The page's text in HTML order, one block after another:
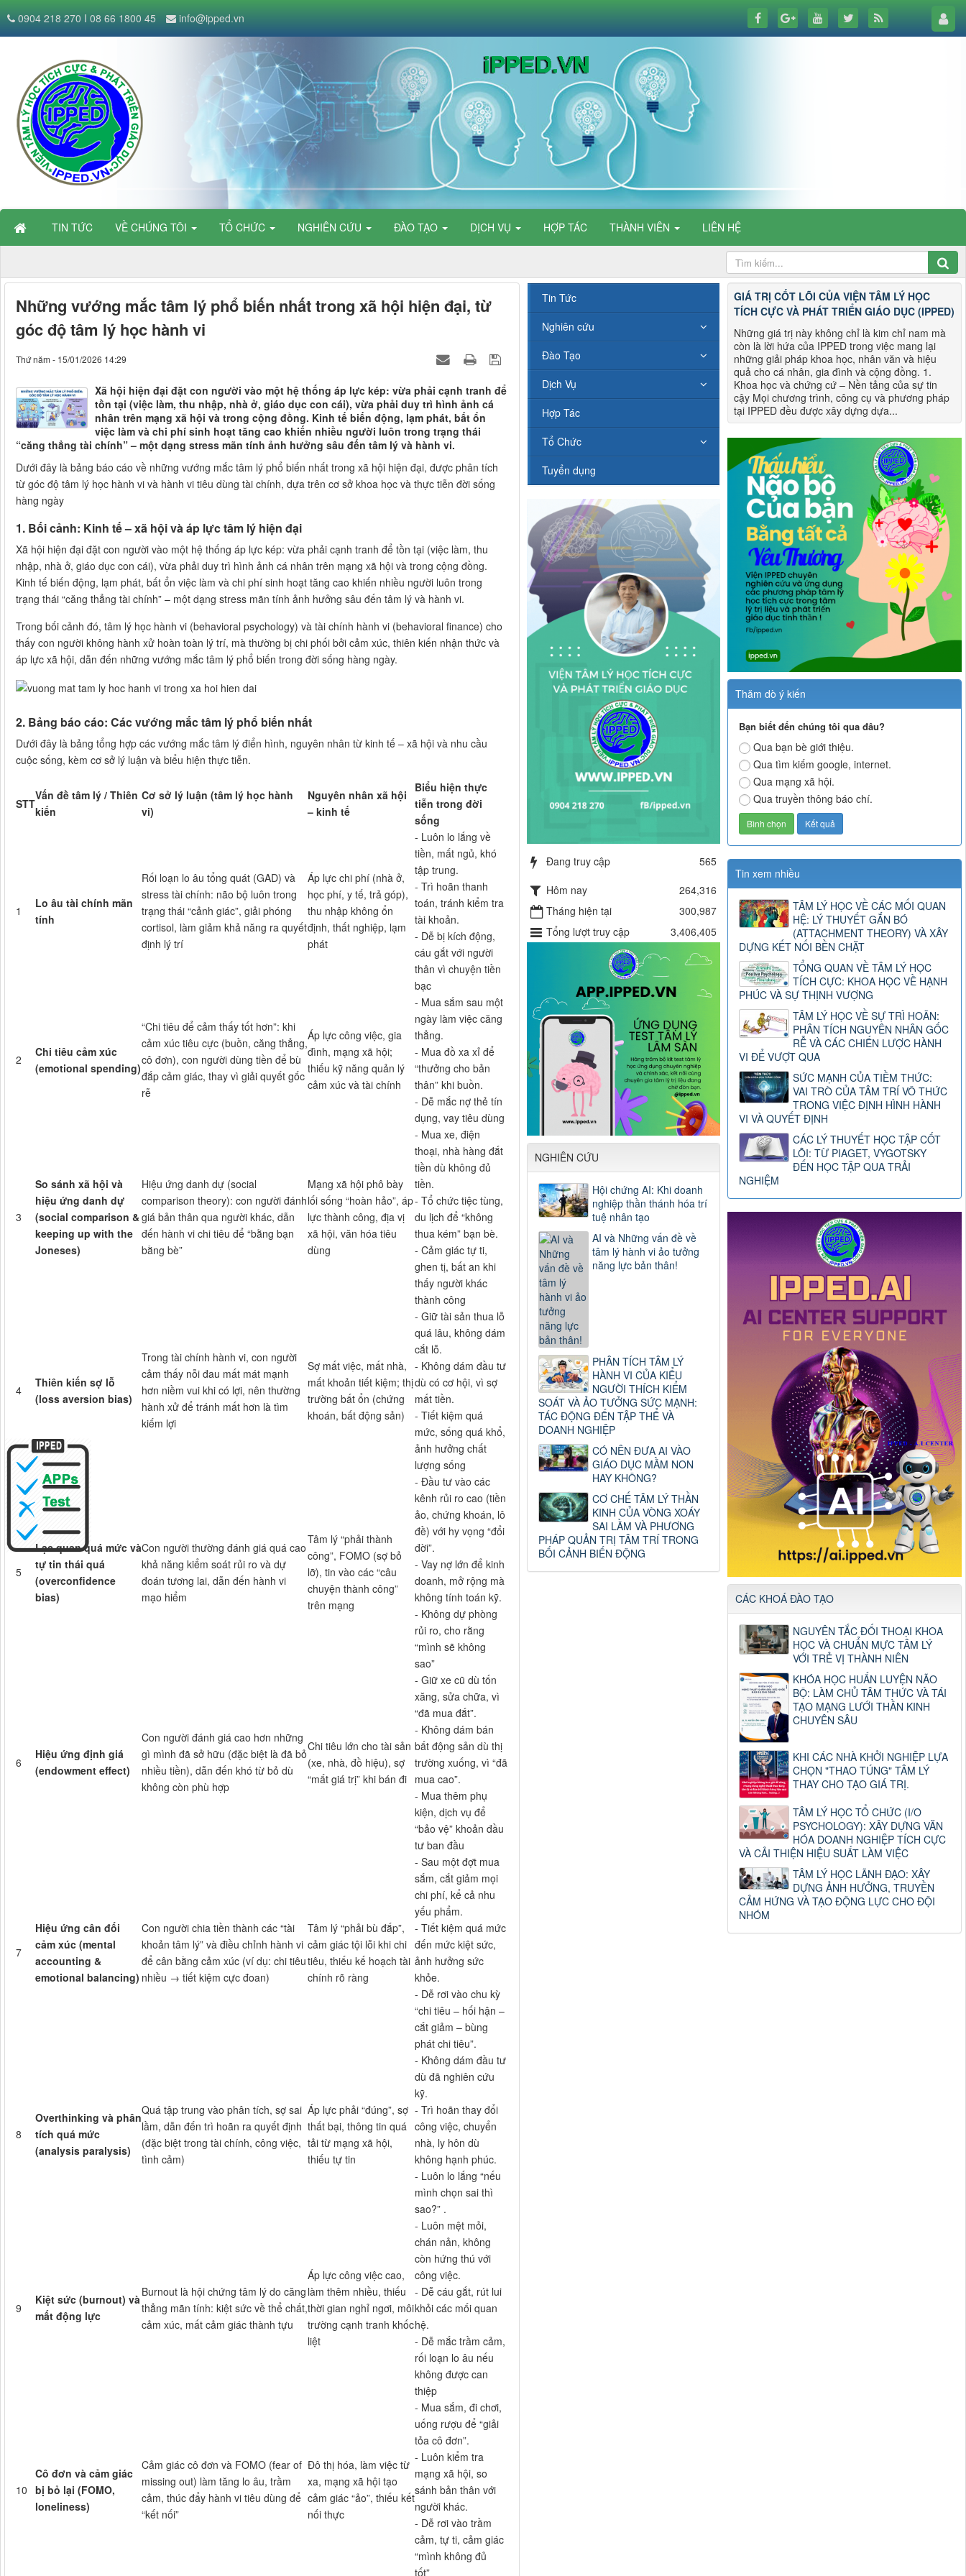
TIN TỨC VỀ CHÚNG TÔI TỔ CHỨC NGHIÊN CỨU ĐÀO TẠO DỊCH VỤ HỢP TÁC THÀNH VIÊN LIÊN HỆ
0904 218 270 I 08 66 1800 45 info@ipped.vn
Những vướng mắc tâm lý phổ biến nhất trong xã hội hiện đại, từ
góc độ tâm lý học hành vi
Thứ năm - 15/01/2026 14:29
Xã hội hiện đại đặt con người vào một hệ thống áp lực kép: vừa phải cạnh tranh để
tồn tại (việc làm, thu nhập, nhà ở, giáo dục con cái), vừa phải duy trì hình ảnh cá
nhân trên mạng xã hội và trong cộng đồng. Kinh tế biến động, lạm phát, bất ổn
việc làm và chi phí sinh hoạt tăng cao khiến nhiều người luôn trong trạng thái
“căng thẳng tài chính” – một dạng stress mãn tính ảnh hưởng sâu đến tâm lý và hành vi.
Dưới đây là bảng báo cáo về những vướng mắc tâm lý phổ biến nhất trong xã hội hiện đại, được phân tích
từ góc độ tâm lý học hành vi và hành vi tiêu dùng tài chính, dựa trên cơ sở khoa học và thực tiễn đời sống
hàng ngày
1. Bối cảnh: Kinh tế – xã hội và áp lực tâm lý hiện đại
Xã hội hiện đại đặt con người vào một hệ thống áp lực kép: vừa phải cạnh tranh để tồn tại (việc làm, thu
nhập, nhà ở, giáo dục con cái), vừa phải duy trì hình ảnh cá nhân trên mạng xã hội và trong cộng đồng.
Kinh tế biến động, lạm phát, bất ổn việc làm và chi phí sinh hoạt tăng cao khiến nhiều người luôn trong
trạng thái “căng thẳng tài chính” – một dạng stress mãn tính ảnh hưởng sâu đến tâm lý và hành vi.
Trong bối cảnh đó, tâm lý học hành vi (behavioral psychology) và tài chính hành vi (behavioral finance) cho
thấy con người không hành xử hoàn toàn lý trí, mà thường bị chi phối bởi cảm xúc, thiên kiến nhận thức và
áp lực xã hội, dẫn đến những vướng mắc tâm lý phổ biến trong đời sống hàng ngày.
2. Bảng báo cáo: Các vướng mắc tâm lý phổ biến nhất
Dưới đây là bảng tổng hợp các vướng mắc tâm lý điển hình, nguyên nhân từ kinh tế – xã hội và nhu cầu
cuộc sống, kèm cơ sở lý luận và biểu hiện thực tiễn.
STT
Vấn đề tâm lý / Thiên
kiến
Cơ sở lý luận (tâm lý học hành
vi)
Nguyên nhân xã hội
– kinh tế
Biểu hiện thực
tiễn trong đời
sống
1
Lo âu tài chính mãn
tính
Rối loạn lo âu tổng quát (GAD) và
stress tài chính: não bộ luôn trong
trạng thái “cảnh giác”, giải phóng
cortisol, làm giảm khả năng ra quyết
định lý trí
Áp lực chi phí (nhà ở,
học phí, y tế, trả góp),
thu nhập không ổn
định, thất nghiệp, lạm
phát
- Luôn lo lắng về
tiền, mất ngủ, khó
tập trung.
- Trì hoãn thanh
toán, tránh kiểm tra
tài khoản.
- Dễ bị kích động,
cáu gắt với người
thân vì chuyện tiền
bạc
2
Chi tiêu cảm xúc
(emotional spending)
“Chi tiêu để cảm thấy tốt hơn”: khi
cảm xúc tiêu cực (buồn, căng thẳng,
cô đơn), con người dùng tiền để bù
đắp cảm giác, thay vì giải quyết gốc
rễ
Áp lực công việc, gia
đình, mạng xã hội;
thiếu kỹ năng quản lý
cảm xúc và tài chính
- Mua sắm sau một
ngày làm việc căng
thẳng.
- Mua đồ xa xỉ để
“thưởng cho bản
thân” khi buồn.
- Dễ mắc nợ thẻ tín
dụng, vay tiêu dùng
3
So sánh xã hội và
hiệu ứng danh dự
(social comparison &
keeping up with the
Joneses)
Hiệu ứng danh dự (social
comparison theory): con người đánh
giá bản thân qua người khác, dẫn
đến hành vi chi tiêu để “bằng bạn
bằng bè”
Mạng xã hội phô bày
lối sống “hoàn hảo”, áp
lực thành công, địa vị
xã hội, văn hóa tiêu
dùng
- Mua xe, điện
thoại, nhà hàng đắt
tiền dù không đủ
tiền.
- Tổ chức tiệc tùng,
du lịch để “không
thua kém” bạn bè.
- Cảm giác tự ti,
ghen tị, bất an khi
thấy người khác
thành công
4
Thiên kiến sợ lỗ
(loss aversion bias)
Trong tài chính hành vi, con người
cảm thấy nỗi đau mất mát mạnh
hơn niềm vui khi có lợi, nên thường
hành xử để tránh mất hơn là tìm
kiếm lợi
Sợ mất việc, mất nhà,
mất khoản tiết kiệm; thị
trường bất ổn (chứng
khoán, bất động sản)
- Giữ tài sản thua lỗ
quá lâu, không dám
cắt lỗ.
- Không dám đầu tư
dù có cơ hội, vì sợ
mất tiền.
- Tiết kiệm quá
mức, sống quá khổ,
ảnh hưởng chất
lượng sống
5
Lạc quan quá mức và
tự tin thái quá
(overconfidence
bias)
Con người thường đánh giá quá cao
khả năng kiểm soát rủi ro và dự
đoán tương lai, dẫn đến hành vi
mạo hiểm
Tâm lý “phải thành
công”, FOMO (sợ bỏ
lỡ), tin vào các “câu
chuyện thành công”
trên mạng
- Đầu tư vào các
kênh rủi ro cao (tiền
ảo, chứng khoán, lô
đề) với hy vọng “đổi
đời”.
- Vay nợ lớn để kinh
doanh, mở rộng mà
không tính toán kỹ.
- Không dự phòng
rủi ro, cho rằng
“mình sẽ không
sao”
6
Hiệu ứng định giá
(endowment effect)
Con người đánh giá cao hơn những
gì mình đã sở hữu (đặc biệt là đã bỏ
nhiều tiền), dẫn đến khó từ bỏ dù
không còn phù hợp
Chi tiêu lớn cho tài sản
(xe, nhà, đồ hiệu), sợ
“mất giá trị” khi bán đi
- Giữ xe cũ dù tốn
xăng, sửa chữa, vì
“đã mua đắt”.
- Không dám bán
bất động sản dù thị
trường xuống, vì “đã
mua cao”.
- Mua thêm phụ
kiện, dịch vụ để
“bảo vệ” khoản đầu
tư ban đầu
7
Hiệu ứng cân đối
cảm xúc (mental
accounting &
emotional balancing)
Con người chia tiền thành các “tài
khoản tâm lý” và điều chỉnh hành vi
để cân bằng cảm xúc (ví dụ: chi tiêu
nhiều → tiết kiệm cực đoan)
Tâm lý “phải bù đắp”,
cảm giác tội lỗi khi chi
tiêu, thiếu kế hoạch tài
chính rõ ràng
- Sau một đợt mua
sắm, cắt giảm mọi
chi phí, kể cả nhu
yếu phẩm.
- Tiết kiệm quá mức
đến mức kiệt sức,
ảnh hưởng sức
khỏe.
- Dễ rơi vào chu kỳ
“chi tiêu – hối hận –
cắt giảm – bùng
phát chi tiêu”.
8
Overthinking và phân
tích quá mức
(analysis paralysis)
Quá tập trung vào phân tích, sợ sai
lầm, dẫn đến trì hoãn ra quyết định
(đặc biệt trong tài chính, công việc,
tình cảm)
Áp lực phải “đúng”, sợ
thất bại, thông tin quá
tải từ mạng xã hội,
thiếu tự tin
- Không dám đầu tư
dù đã nghiên cứu
kỹ.
- Trì hoãn thay đổi
công việc, chuyển
nhà, ly hôn dù
không hạnh phúc.
- Luôn lo lắng “nếu
mình chọn sai thì
sao?” .
9
Kiệt sức (burnout) và
mất động lực
Burnout là hội chứng tâm lý do căng
thẳng mãn tính: kiệt sức về thể chất,
cảm xúc, mất cảm giác thành tựu
Áp lực công việc cao,
làm thêm nhiều, thiếu
thời gian nghỉ ngơi, môi
trường cạnh tranh khốc
liệt
- Luôn mệt mỏi,
chán nản, không
còn hứng thú với
công việc.
- Dễ cáu gắt, rút lui
khỏi các mối quan
hệ.
- Dễ mắc trầm cảm,
rối loạn lo âu nếu
không được can
thiệp
10
Cô đơn và cảm giác
bị bỏ lại (FOMO,
loneliness)
Cảm giác cô đơn và FOMO (fear of
missing out) làm tăng lo âu, trầm
cảm, thúc đẩy hành vi tiêu dùng để
“kết nối”
Đô thị hóa, làm việc từ
xa, mạng xã hội tạo
cảm giác “ảo”, thiếu kết
nối thực
- Mua sắm, đi chơi,
uống rượu để “giải
tỏa cô đơn”.
- Luôn kiểm tra
mạng xã hội, so
sánh bản thân với
người khác.
- Dễ rơi vào trầm
cảm, tự ti, cảm giác
“mình không đủ
tốt”
GIÁ TRỊ CỐT LÕI CỦA VIỆN TÂM LÝ HỌC
TÍCH CỰC VÀ PHÁT TRIỂN GIÁO DỤC (IPPED)
Những giá trị này không chỉ là kim chỉ nam mà
còn là lời hứa của IPPED trong việc mang lại
những giải pháp khoa học, nhân văn và hiệu
quả cho cá nhân, gia đình và cộng đồng. 1.
Khoa học và chứng cứ – Nền tảng của sự tin
cậy Mọi chương trình, công cụ và phương pháp
tại IPPED đều được xây dựng dựa...
Thăm dò ý kiến
Bạn biết đến chúng tôi qua đâu?
Qua bạn bè giới thiệu.
Qua tìm kiếm google, internet.
Qua mạng xã hội.
Qua truyền thông báo chí.
Tin xem nhiều
TÂM LÝ HỌC VỀ CÁC MỐI QUAN
HỆ: LÝ THUYẾT GẮN BÓ
(ATTACHMENT THEORY) VÀ XÂY
DỰNG KẾT NỐI BỀN CHẶT
TỔNG QUAN VỀ TÂM LÝ HỌC
TÍCH CỰC: KHOA HỌC VỀ HẠNH
PHÚC VÀ SỰ THỊNH VƯỢNG
TÂM LÝ HỌC VỀ SỰ TRÌ HOÃN:
PHÂN TÍCH NGUYÊN NHÂN GỐC
RỄ VÀ CÁC CHIẾN LƯỢC HÀNH
VI ĐỂ VƯỢT QUA
SỨC MẠNH CỦA TIỀM THỨC:
VAI TRÒ CỦA TÂM TRÍ VÔ THỨC
TRONG VIỆC ĐỊNH HÌNH HÀNH
VI VÀ QUYẾT ĐỊNH
CÁC LÝ THUYẾT HỌC TẬP CỐT
LÕI: TỪ PIAGET, VYGOTSKY
ĐẾN HỌC TẬP QUA TRẢI
NGHIỆM
CÁC KHOÁ ĐÀO TẠO
NGUYÊN TẮC ĐỐI THOẠI KHOA
HỌC VÀ CHUẨN MỰC TÂM LÝ
VỚI TRẺ VỊ THÀNH NIÊN
KHÓA HỌC HUẤN LUYỆN NÃO
BỘ: LÀM CHỦ TÂM THỨC VÀ TÁI
TẠO MẠNG LƯỚI THẦN KINH
CHUYÊN SÂU
KHI CÁC NHÀ KHỞI NGHIỆP LỰA
CHỌN "THAO TÚNG" TÂM LÝ
THAY CHO TẠO GIÁ TRỊ.
TÂM LÝ HỌC TỔ CHỨC (I/O
PSYCHOLOGY): XÂY DỰNG VĂN
HÓA DOANH NGHIỆP TÍCH CỰC
VÀ CẢI THIỆN HIỆU SUẤT LÀM VIỆC
TÂM LÝ HỌC LÃNH ĐẠO: XÂY
DỰNG ẢNH HƯỞNG, TRUYỀN
CẢM HỨNG VÀ TẠO ĐỘNG LỰC CHO ĐỘI
NHÓM
Tin Tức
Nghiên cứu
Đào Tạo
Dịch Vụ
Hợp Tác
Tổ Chức
Tuyển dụng
Đang truy cập
565
Hôm nay
264,316
Tháng hiện tại
300,987
Tổng lượt truy cập
3,406,405
NGHIÊN CỨU
Hội chứng AI: Khi doanh
nghiệp thần thánh hóa trí
tuệ nhân tạo
AI và Những vấn đề về
tâm lý hành vi ảo tưởng
năng lực bản thân!
PHÂN TÍCH TÂM LÝ
HÀNH VI CỦA KIỂU
NGƯỜI THÍCH KIỂM
SOÁT VÀ ẢO TƯỞNG SỨC MẠNH:
TÁC ĐỘNG ĐẾN TẬP THỂ VÀ
DOANH NGHIỆP
CÓ NÊN ĐƯA AI VÀO
GIÁO DỤC MẦM NON
HAY KHÔNG?
CƠ CHẾ TÂM LÝ THẦN
KINH CỦA VÒNG XOÁY
SAI LẦM VÀ PHƯƠNG
PHÁP QUẢN TRỊ TÂM TRÍ TRONG
BỐI CẢNH BIẾN ĐỘNG